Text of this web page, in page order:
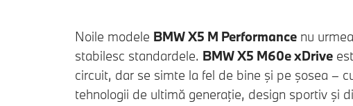
Noile modele BMW X5 M Performance nu
stabilesc standardele. BMW X5 M60e xDrive
circuit, dar se simte la fel de bine şi pe şosea –
tehnologii de ultimă generaţie, design sportiv şi